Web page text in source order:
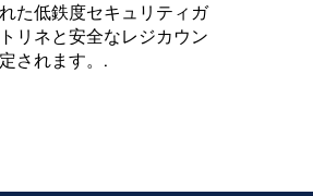
た低鉄度セキュリティガ
リネと安全なレジカウン
されます。.